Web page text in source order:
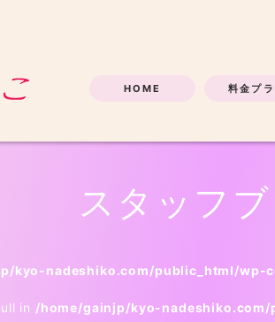
HOME 料金プ
スタッフ
kyo-nadeshiko.com/public_html/wp-
in /home/gainjp/kyo-